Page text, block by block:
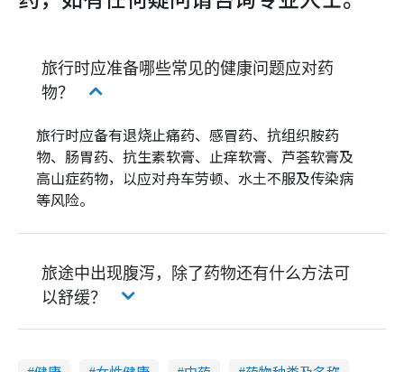
旅行时应准备哪些常见的健康问题应对药
物？
旅行时应备有退烧止痛药、感冒药、抗组织胺药
物、肠胃药、抗生素软膏、止痒软膏、芦荟软膏及
高山症药物，以应对舟车劳顿、水土不服及传染病
等风险。
旅途中出现腹泻，除了药物还有什么方法可
以舒缓？